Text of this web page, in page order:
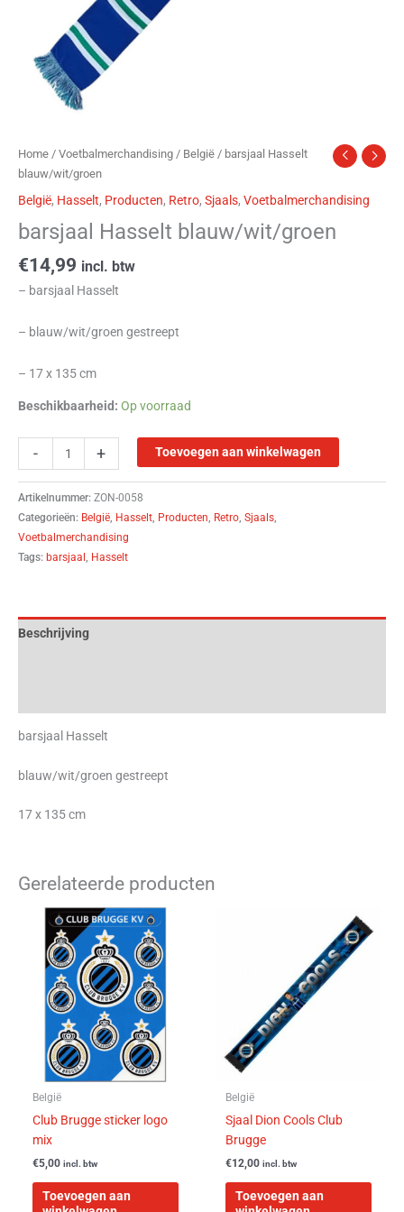
Home / Voetbalmerchandising / België / barsjaal Hasselt
blauw/wit/groen
België, Hasselt, Producten, Retro, Sjaals, Voetbalmerchandising
barsjaal Hasselt blauw/wit/groen
€14,99 incl. btw
– barsjaal Hasselt
– blauw/wit/groen gestreept
– 17 x 135 cm
Beschikbaarheid: Op voorraad
- + Toevoegen aan winkelwagen
Artikelnummer: ZON-0058
Categorieën: België, Hasselt, Producten, Retro, Sjaals,
Voetbalmerchandising
Tags: barsjaal , Hasselt
Beschrijving
barsjaal Hasselt
blauw/wit/groen gestreept
17 x 135 cm
Gerelateerde producten
België
Club Brugge sticker logo
mix
€5,00 incl. btw
Toevoegen aan
België
Sjaal Dion Cools Club
Brugge
€12,00 incl. btw
Toevoegen aan